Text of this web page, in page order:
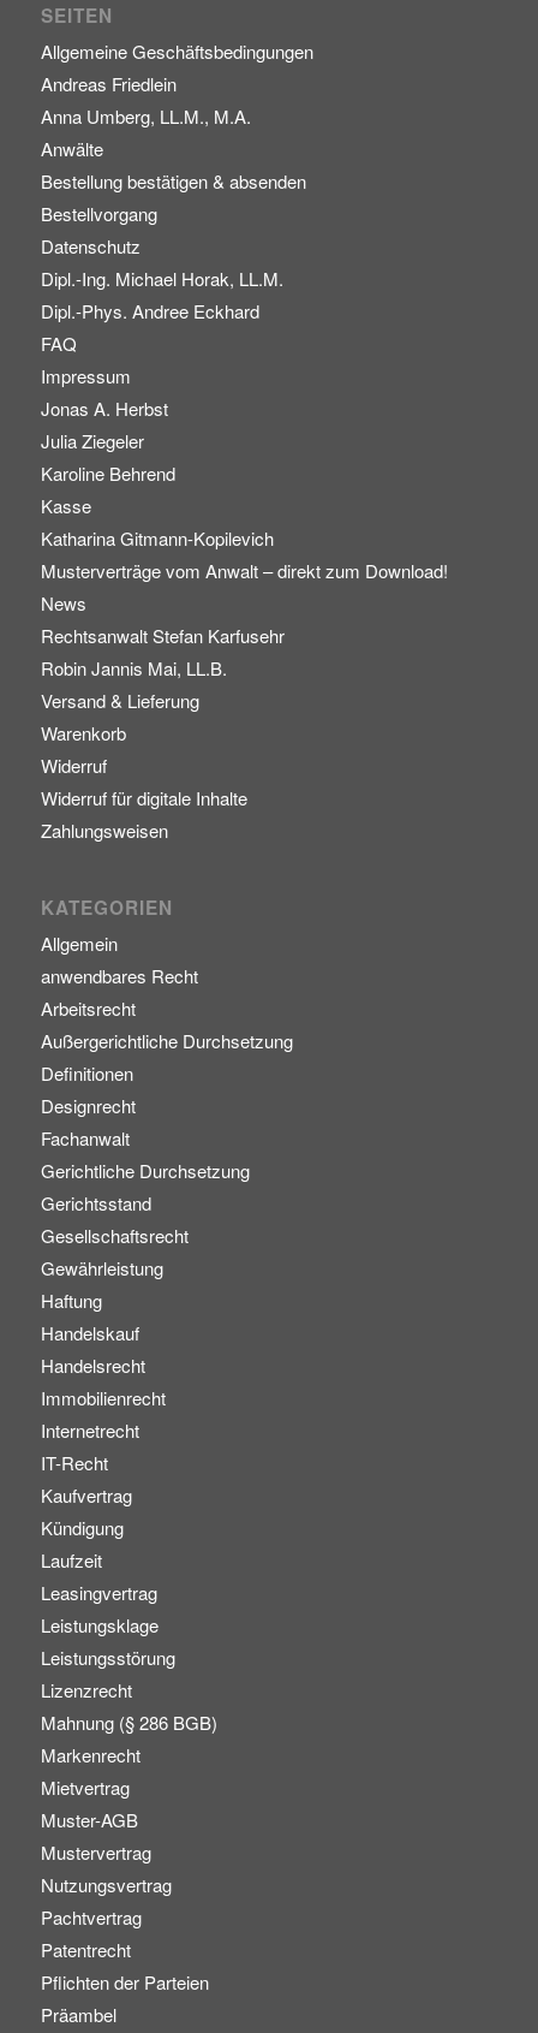
SEITEN
Allgemeine Geschäftsbedingungen
Andreas Friedlein
Anna Umberg, LL.M., M.A.
Anwälte
Bestellung bestätigen & absenden
Bestellvorgang
Datenschutz
Dipl.-Ing. Michael Horak, LL.M.
Dipl.-Phys. Andree Eckhard
FAQ
Impressum
Jonas A. Herbst
Julia Ziegeler
Karoline Behrend
Kasse
Katharina Gitmann-Kopilevich
Musterverträge vom Anwalt – direkt zum Download!
News
Rechtsanwalt Stefan Karfusehr
Robin Jannis Mai, LL.B.
Versand & Lieferung
Warenkorb
Widerruf
Widerruf für digitale Inhalte
Zahlungsweisen
KATEGORIEN
Allgemein
anwendbares Recht
Arbeitsrecht
Außergerichtliche Durchsetzung
Definitionen
Designrecht
Fachanwalt
Gerichtliche Durchsetzung
Gerichtsstand
Gesellschaftsrecht
Gewährleistung
Haftung
Handelskauf
Handelsrecht
Immobilienrecht
Internetrecht
IT-Recht
Kaufvertrag
Kündigung
Laufzeit
Leasingvertrag
Leistungsklage
Leistungsstörung
Lizenzrecht
Mahnung (§ 286 BGB)
Markenrecht
Mietvertrag
Muster-AGB
Mustervertrag
Nutzungsvertrag
Pachtvertrag
Patentrecht
Pflichten der Parteien
Präambel